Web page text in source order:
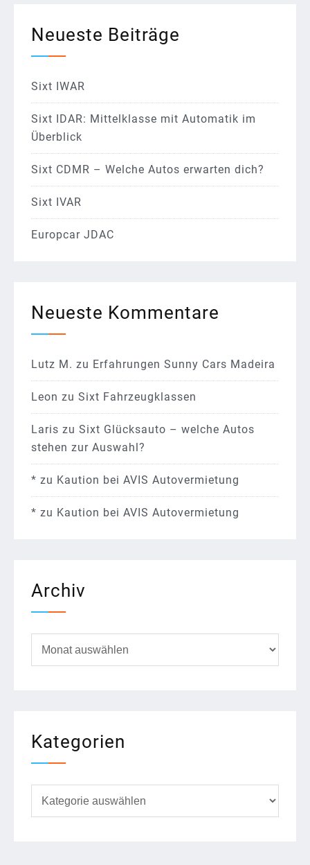
Neueste Beiträge
Sixt IWAR
Sixt IDAR: Mittelklasse mit Automatik im
Überblick
Sixt CDMR – Welche Autos erwarten dich?
Sixt IVAR
Europcar JDAC
Neueste Kommentare
Lutz M. zu Erfahrungen Sunny Cars Madeira
Leon zu Sixt Fahrzeugklassen
Laris zu Sixt Glücksauto – welche Autos
stehen zur Auswahl?
* zu Kaution bei AVIS Autovermietung
* zu Kaution bei AVIS Autovermietung
Archiv
Kategorien